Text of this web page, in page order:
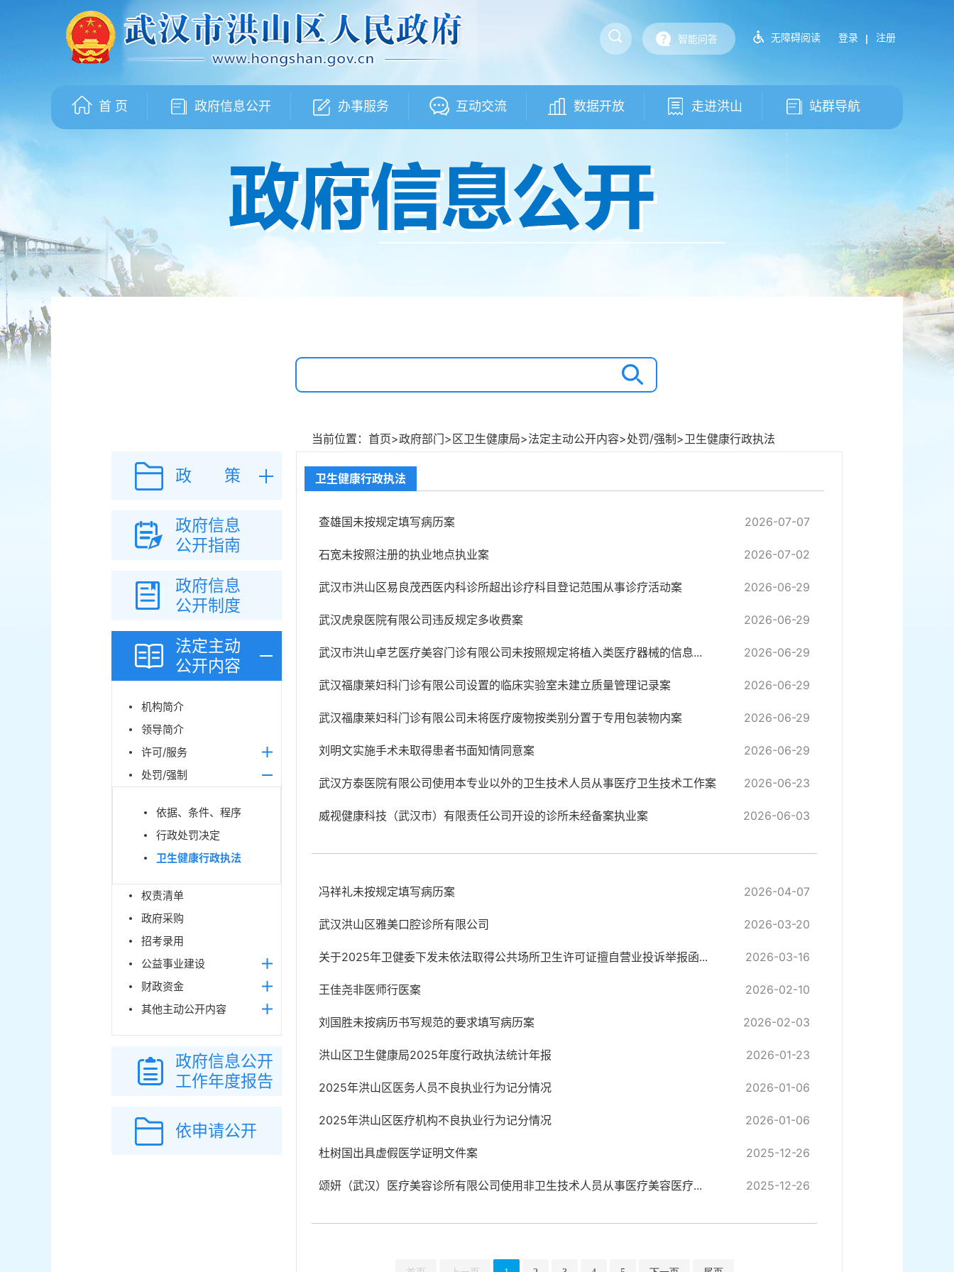
无障碍阅读 登录 注册
智能问答
首 页 政府信息公开 办事服务 互动交流 数据开放 走进洪山 站群导航
政 策
政府信息
公开指南
政府信息
公开制度
法定主动
公开内容
机构简介
领导简介
许可/服务
处罚/强制
依据、条件、程序
行政处罚决定
卫生健康行政执法
权责清单
政府采购
招考录用
公益事业建设
财政资金
其他主动公开内容
政府信息公开
工作年度报告
依申请公开
当前位置： 首页>政府部门> 区卫生健康局>法定主动公开内容>处罚/强制 >卫生健康行政执法
卫生健康行政执法
查雄国未按规定填写病历案 2026-07-07
石宽未按照注册的执业地点执业案 2026-07-02
武汉市洪山区易良茂西医内科诊所超出诊疗科目登记范围从事诊疗活动案 2026-06-29
武汉虎泉医院有限公司违反规定多收费案 2026-06-29
武汉市洪山卓艺医疗美容门诊有限公司未按照规定将植入类医疗器械的信息... 2026-06-29
武汉福康莱妇科门诊有限公司设置的临床实验室未建立质量管理记录案 2026-06-29
武汉福康莱妇科门诊有限公司未将医疗废物按类别分置于专用包装物内案 2026-06-29
刘明文实施手术未取得患者书面知情同意案 2026-06-29
武汉方泰医院有限公司使用本专业以外的卫生技术人员从事医疗卫生技术工作案 2026-06-23
威视健康科技（武汉市）有限责任公司开设的诊所未经备案执业案 2026-06-03
冯祥礼未按规定填写病历案 2026-04-07
武汉洪山区雅美口腔诊所有限公司 2026-03-20
关于2025年卫健委下发未依法取得公共场所卫生许可证擅自营业投诉举报函... 2026-03-16
王佳尧非医师行医案 2026-02-10
刘国胜未按病历书写规范的要求填写病历案 2026-02-03
洪山区卫生健康局2025年度行政执法统计年报 2026-01-23
2025年洪山区医务人员不良执业行为记分情况 2026-01-06
2025年洪山区医疗机构不良执业行为记分情况 2026-01-06
杜树国出具虚假医学证明文件案 2025-12-26
颂妍（武汉）医疗美容诊所有限公司使用非卫生技术人员从事医疗美容医疗... 2025-12-26